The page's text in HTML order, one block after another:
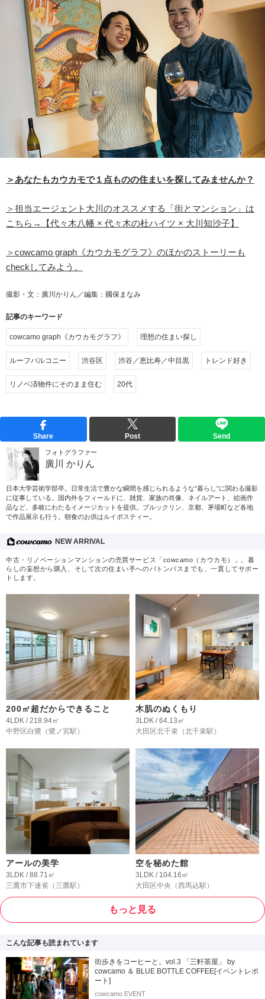
＞あなたもカウカモで１点ものの住まいを探してみませんか？
＞担当エージェント大川のオススメする「街とマンション」は
こちら→【代々木八幡 × 代々木の杜ハイツ × 大川知沙子】
＞cowcamo graph《カウカモグラフ》のほかのストーリーも
checkしてみよう。
撮影・文：廣川かりん／編集：國保まなみ
記事のキーワード
cowcamo graph《カウカモグラフ》 理想の住まい探し
ルーフバルコニー 渋谷区 渋谷／恵比寿／中目黒 トレンド好き
リノベ済物件にそのまま住む 20代
Share Post Send
フォトグラファー
廣川 かりん
日本大学芸術学部卒。日常生活で豊かな瞬間を感じられるような“暮らし”に関わる撮影
に従事している。国内外をフィールドに、雑貨、家族の肖像、ネイルアート、絵画作
品など、多岐にわたるイメージカットを提供。ブルックリン、京都、茅場町など各地
で作品展示も行う。朝食のお供はルイボスティー。
NEW ARRIVAL
中古・リノベーションマンションの売買サービス「cowcamo（カウカモ）」。暮
らしの妄想から購入、そして次の住まい手へのバトンパスまでも、一貫してサポー
トします。
200㎡超だからできること
4LDK / 218.94㎡
中野区白鷺 （鷺ノ宮駅）
木肌のぬくもり
3LDK / 64.13㎡
大田区北千束 （北千束駅）
アールの美学
3LDK / 88.71㎡
三鷹市下連雀 （三鷹駅）
空を秘めた館
3LDK / 104.16㎡
大田区中央 （西馬込駅）
もっと見る
こんな記事も読まれています
街歩きをコーヒーと。vol.3 「三軒茶屋」 by
cowcamo ＆ BLUE BOTTLE COFFEE[イベントレポ
ート]
cowcamo EVENT